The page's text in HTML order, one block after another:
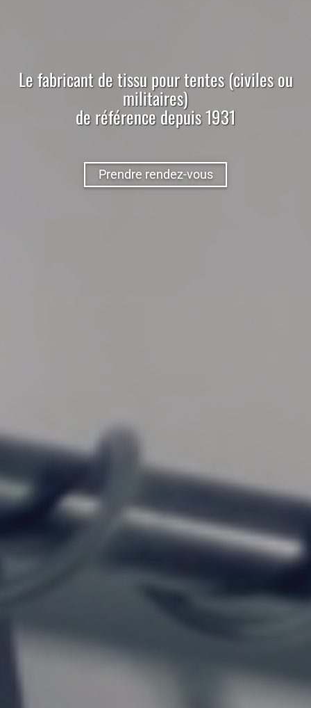
Lefabricantdetissupourtentes (civiles ou
militaires)
de référence depuis 1931
Prendre rendez-vous